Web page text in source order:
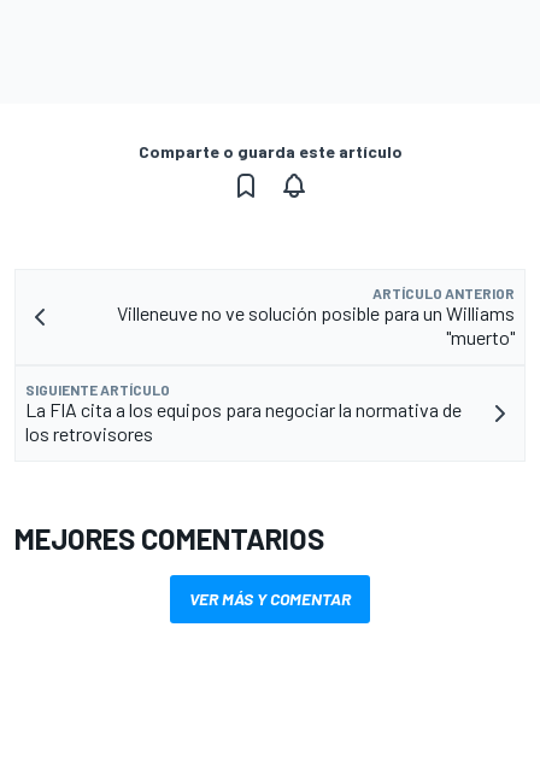
Comparte o guarda este artículo
ARTÍCULO ANTERIOR
Villeneuve no ve solución posible para un Williams
"muerto"
SIGUIENTE ARTÍCULO
La FIA cita a los equipos para negociar la normativa de
los retrovisores
MEJORES COMENTARIOS
VER MÁS Y COMENTAR